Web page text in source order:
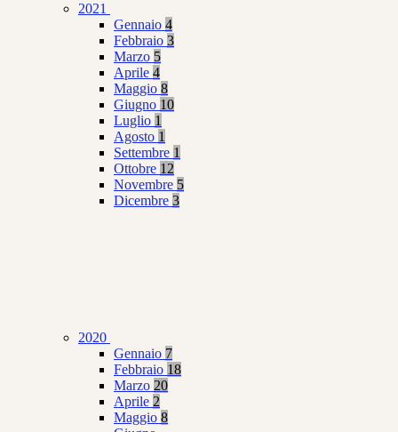
2021
Gennaio 4
Febbraio 3
Marzo 5
Aprile 4
Maggio 8
Giugno 10
Luglio 1
Agosto 1
Settembre 1
Ottobre 12
Novembre 5
Dicembre 3
2020
Gennaio 7
Febbraio 18
Marzo 20
Aprile 2
Maggio 8